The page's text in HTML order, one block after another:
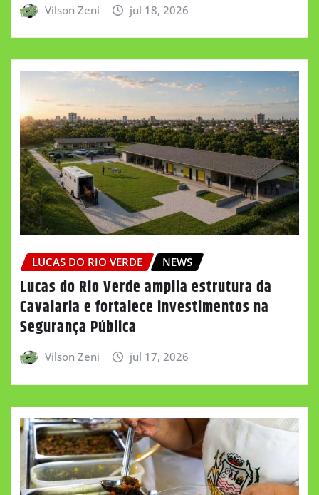
Vilson Zeni jul 18, 2026
LUCAS DO RIO VERDE NEWS
Lucas do Rio Verde amplia estrutura da
Cavalaria e fortalece investimentos na
Segurança Pública
Vilson Zeni jul 17, 2026